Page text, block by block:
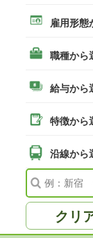
いわき
須賀川
二本松
南相馬
会津若
福島県
雇用形態
職種から
給与から
特徴から
沿線から
クリ